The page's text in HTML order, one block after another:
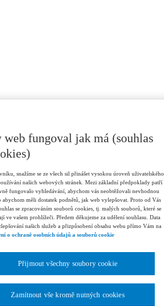
web fungoval jak má (souhlas
snažíme se ze všech sil přinášet vysokou úroveň uživatelského
našich webových stránek. Mezi základní předpoklady patří
fungovalo vyhledávání, abychom vás neobtěžovali nevhodnou
abychom měli dostatek podnětů, jak web vylepšovat. Proto od Vás
se zpracováním souborů cookies, tj. malých souborů, které se
ve vašem prohlížeči. Předem děkujeme za udělení souhlasu. Data
našich služeb a přizpůsobení obsahu webu přímo Vám na
o ochraně osobních údajů a souborů cookie
Zamítnout vše kromě nutných cookies
Přijmout všechny soubory cookie